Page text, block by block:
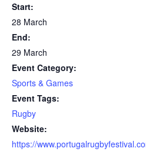
Start:
28 March
End:
29 March
Event Category:
Sports & Games
Event Tags:
Rugby
Website:
https://